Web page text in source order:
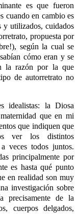
es que fueron
cuando en cambio es
y utilizados, cuidados
propuesta por
según la cual se
cómo eran y se
la razón por la que
de autorretrato no
idealistas: la Diosa
que en mi
que indiquen que
ver los distintos
veces todos juntos.
principalmente por
es hasta qué punto
en realidad son muy
investigación sobre
precisamente de la
cuerpos delgados,